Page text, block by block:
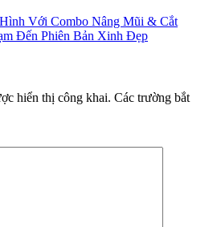
Với Combo Nâng Mũi & Cắt
Đến Phiên Bản Xinh Đẹp
hiển thị công khai. Các trường bắt